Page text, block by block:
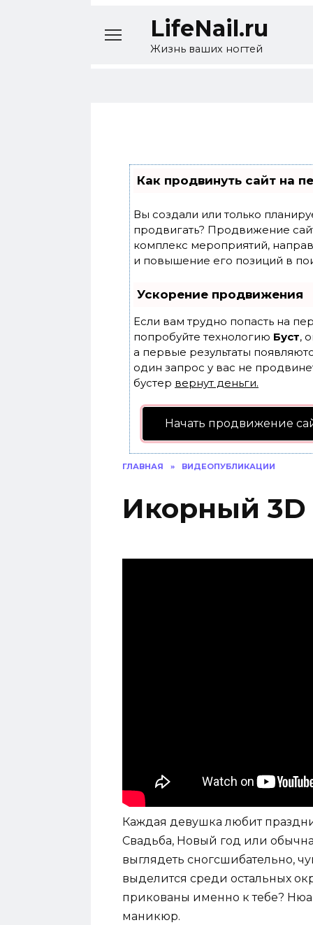
LifeNail.ru
Жизнь ваших ногтей
Как продвинуть сайт на
Вы создали или только
продвигать? Продвижение
комплекс мероприятий,
и повышение его позиций в
Ускорение продвижения
Если вам трудно попасть на
попробуйте технологию Буст,
а первые результаты
один запрос у вас не
бустер вернут деньги.
Начать продвижение
ГЛАВНАЯ » ВИДЕОПУБЛИКАЦИИ
Икорный
Каждая девушка любит
Свадьба, Новый год или
выглядеть сногсшибательно,
выделится среди остальных
прикованы именно к тебе?
маникюр.